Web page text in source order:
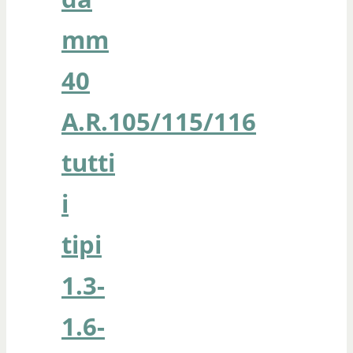
mm
40
A.R.105/115/116
tutti
i
tipi
1.3-
1.6-